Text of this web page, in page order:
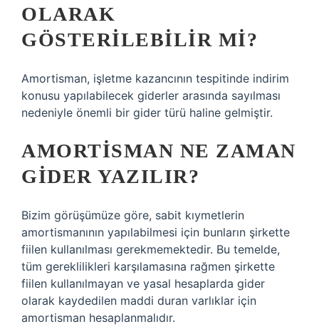
OLARAK
GÖSTERILEBILIR MI?
Amortisman, işletme kazancının tespitinde indirim
konusu yapılabilecek giderler arasında sayılması
nedeniyle önemli bir gider türü haline gelmiştir.
AMORTISMAN NE ZAMAN
GIDER YAZILIR?
Bizim görüşümüze göre, sabit kıymetlerin
amortismanının yapılabilmesi için bunların şirkette
fiilen kullanılması gerekmemektedir. Bu temelde,
tüm gereklilikleri karşılamasına rağmen şirkette
fiilen kullanılmayan ve yasal hesaplarda gider
olarak kaydedilen maddi duran varlıklar için
amortisman hesaplanmalıdır.